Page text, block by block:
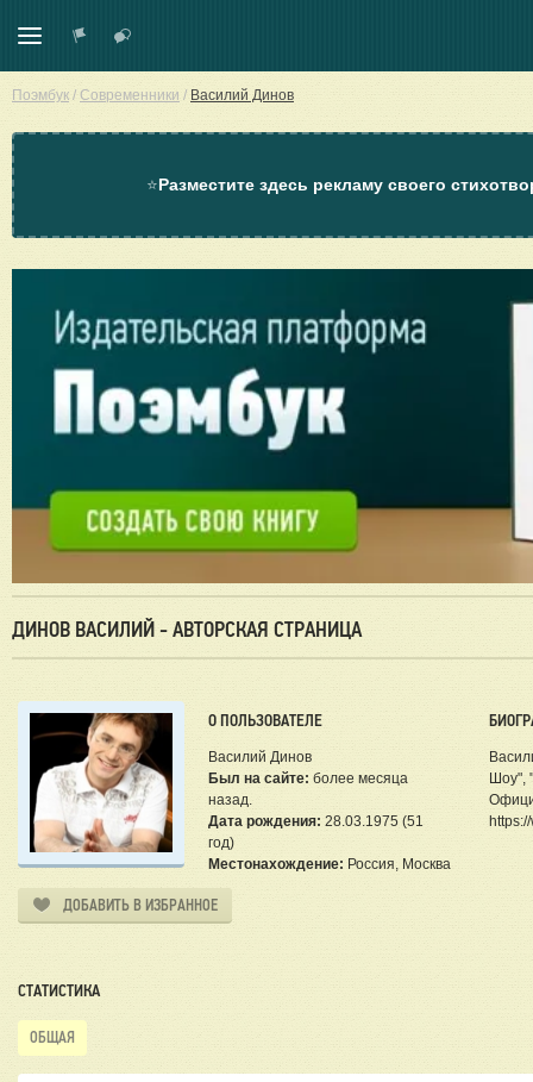
Поэмбук / Современники / Василий Динов
⭐Разместите здесь рекламу своего
ДИНОВ ВАСИЛИЙ - АВТОРСКАЯ СТРАНИЦА
О ПОЛЬЗОВАТЕЛЕ
Василий Динов
Был на сайте: более месяца
назад.
Дата рождения: 28.03.1975 (51
год)
Местонахождение: Россия, Москва
ДОБАВИТЬ В ИЗБРАННОЕ
Шоу",
СТАТИСТИКА
ОБЩАЯ